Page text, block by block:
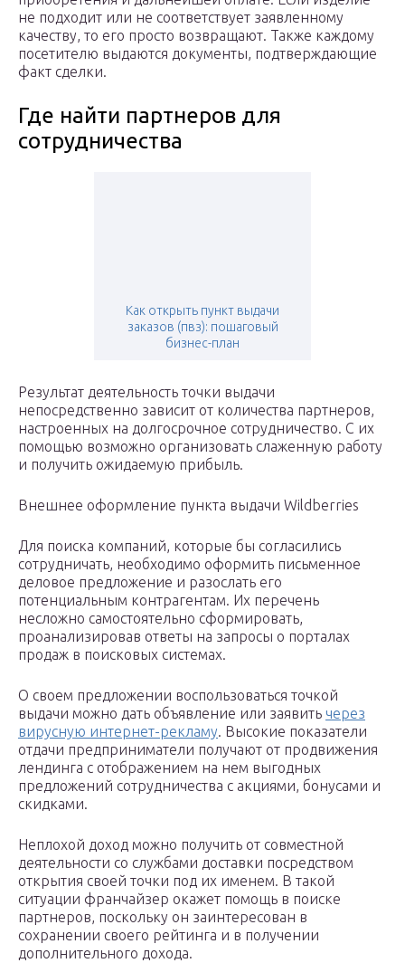
не подходит или не соответствует заявленному
качеству, то его просто возвращают. Также каждому
посетителю выдаются документы, подтверждающие
факт сделки.
Где найти партнеров для
сотрудничества
Как открыть пункт выдачи
заказов (пвз): пошаговый
бизнес-план
Результат деятельность точки выдачи
непосредственно зависит от количества партнеров,
настроенных на долгосрочное сотрудничество. С их
помощью возможно организовать слаженную работу
и получить ожидаемую прибыль.
Внешнее оформление пункта выдачи Wildberries
Для поиска компаний, которые бы согласились
сотрудничать, необходимо оформить письменное
деловое предложение и разослать его
потенциальным контрагентам. Их перечень
несложно самостоятельно сформировать,
проанализировав ответы на запросы о порталах
продаж в поисковых системах.
О своем предложении воспользоваться точкой
выдачи можно дать объявление или заявить через
вирусную интернет-рекламу. Высокие показатели
отдачи предприниматели получают от продвижения
лендинга с отображением на нем выгодных
предложений сотрудничества с акциями, бонусами и
скидками.
Неплохой доход можно получить от совместной
деятельности со службами доставки посредством
открытия своей точки под их именем. В такой
ситуации франчайзер окажет помощь в поиске
партнеров, поскольку он заинтересован в
сохранении своего рейтинга и в получении
дополнительного дохода.